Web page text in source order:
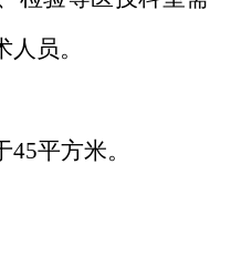
员。
平方米。